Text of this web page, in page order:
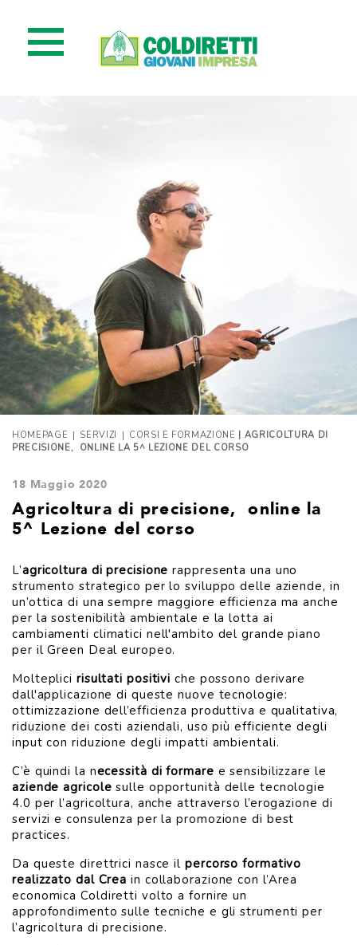
HOMEPAGE | SERVIZI | CORSI E FORMAZIONE
| AGRICOLTURA DI
PRECISIONE, ONLINE LA 5^ LEZIONE DEL CORSO
18 Maggio 2020
Agricoltura di precisione, online la
5^ Lezione del corso
L’agricoltura di precisione rappresenta una uno
strumento strategico per lo sviluppo delle aziende, in
un’ottica di una sempre maggiore efficienza ma anche
per la sostenibilità ambientale e la lotta ai
cambiamenti climatici nell'ambito del grande piano
per il Green Deal europeo.
Molteplici risultati positivi che possono derivare
dall'applicazione di queste nuove tecnologie:
ottimizzazione dell’efficienza produttiva e qualitativa,
riduzione dei costi aziendali, uso più efficiente degli
input con riduzione degli impatti ambientali.
C’è quindi la necessità di formare e sensibilizzare le
aziende agricole sulle opportunità delle tecnologie
4.0 per l’agricoltura, anche attraverso l’erogazione di
servizi e consulenza per la promozione di best
practices.
Da queste direttrici nasce il percorso formativo
realizzato dal Crea in collaborazione con l’Area
economica Coldiretti volto a fornire un
approfondimento sulle tecniche e gli strumenti per
l’agricoltura di precisione.